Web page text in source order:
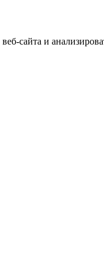
сайта и